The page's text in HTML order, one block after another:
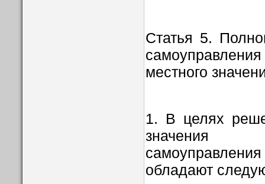
Статья 5.
местного
1. В целях
значения
обладают